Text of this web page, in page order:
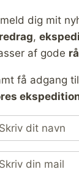
dig mit
,
af gode
få adgang til